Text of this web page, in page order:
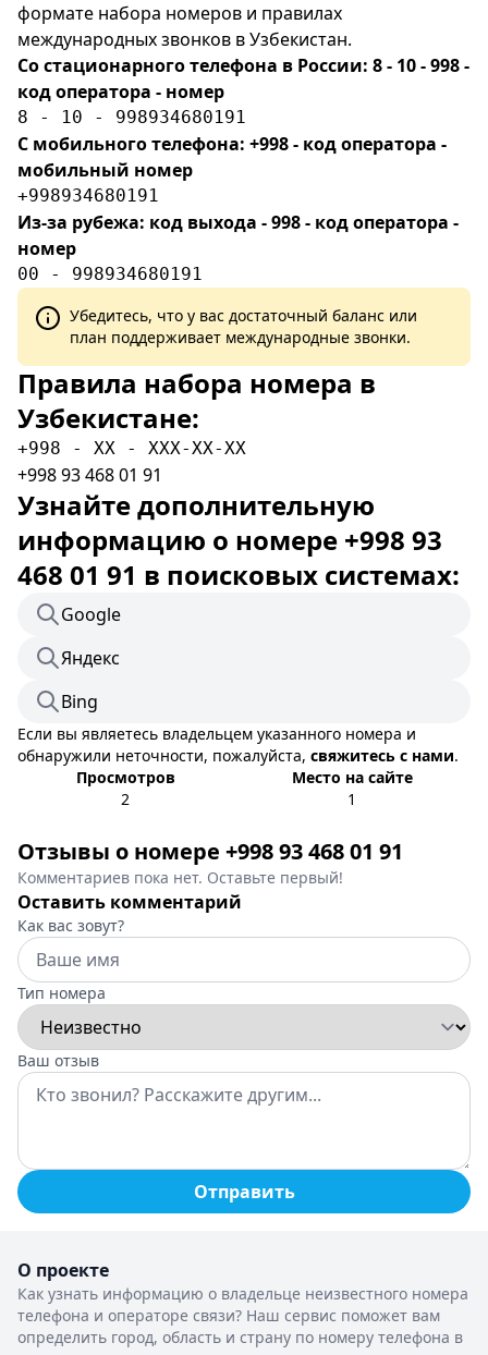
формате набора номеров и правилах
международных звонков в Узбекистан.
Со стационарного телефона в России: 8 - 10 - 998 -
код оператора - номер
8 - 10 - 998934680191
С мобильного телефона: +998 - код оператора -
мобильный номер
+998934680191
Из-за рубежа: код выхода - 998 - код оператора -
номер
00 - 998934680191
Убедитесь, что у вас достаточный баланс или
план поддерживает международные звонки.
Правила набора номера в
Узбекистане:
+998 - XX - XXX-XX-XX
+998 93 468 01 91
Узнайте дополнительную
информацию о номере +998 93
468 01 91 в поисковых системах:
Google
Яндекс
Bing
Если вы являетесь владельцем указанного номера и
обнаружили неточности, пожалуйста, свяжитесь с нами.
Просмотров
2
Место на сайте
1
Отзывы о номере +998 93 468 01 91
Комментариев пока нет. Оставьте первый!
Оставить комментарий
Как вас зовут?
Тип номера
Ваш отзыв
Отправить
О проекте
Как узнать информацию о владельце неизвестного номера
телефона и операторе связи? Наш сервис поможет вам
определить город, область и страну по номеру телефона в